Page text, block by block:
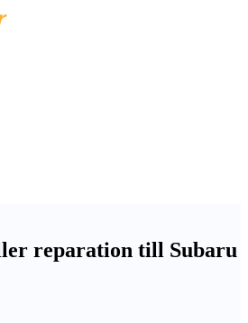
reparation till Subaru